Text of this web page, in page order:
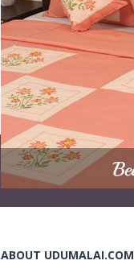
ABOUT UDUMALAI.COM